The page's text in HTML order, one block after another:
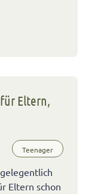
Eltern,
Teenager
Eltern schon